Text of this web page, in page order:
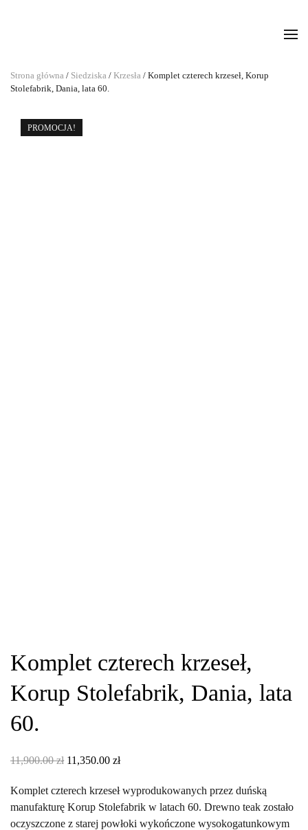
Strona główna / Siedziska / Krzesła / Komplet czterech krzeseł, Korup
Stolefabrik, Dania, lata 60.
PROMOCJA!
Komplet czterech krzeseł,
Korup Stolefabrik, Dania, lata
60.
11,900.00zł Pierwotna
wynosiła:
11,900.00 zł.
11,350.00 złAktualna
wynosi:
11,350.00 zł.
Komplet czterech krzeseł wyprodukowanych przez duńską
manufakturę Korup Stolefabrik w latach 60. Drewno teak zostało
oczyszczone z starej powłoki wykończone wysokogatunkowym